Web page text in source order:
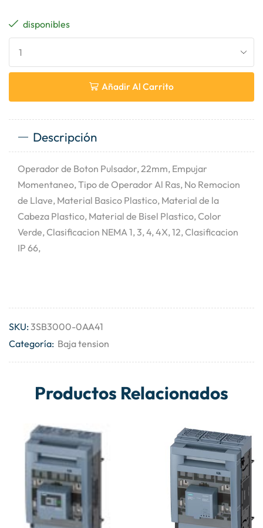
disponibles
Añadir Al Carrito
Descripción
Operador de Boton Pulsador, 22mm, Empujar
Momentaneo, Tipo de Operador Al Ras, No Remocion
de Llave, Material Basico Plastico, Material de la
Cabeza Plastico, Material de Bisel Plastico, Color
Verde, Clasificacion NEMA 1, 3, 4, 4X, 12, Clasificacion
IP 66,
SKU:3SB3000-0AA41
Categoría: Baja tension
Productos Relacionados